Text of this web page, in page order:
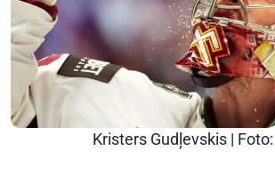
Kristers Gudļevskis |